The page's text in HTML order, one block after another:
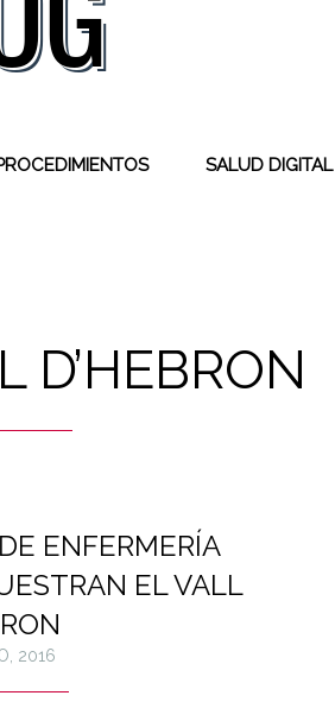
SALUD DIGITAL
D’HEBRON
ENFERMERÍA
EL VALL
2016